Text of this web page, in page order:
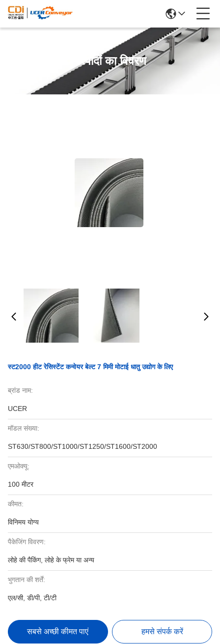
उत्पादों का विवरण
स्ट2000 हीट रेसिस्टेंट कन्वेयर बेल्ट 7 मिमी मोटाई धातु उद्योग के लिए
ब्रांड नाम:
UCER
मॉडल संख्या:
ST630/ST800/ST1000/ST1250/ST1600/ST2000
एमओक्यू:
100 मीटर
कीमत:
विनिमय योग्य
पैकेजिंग विवरण:
लोहे की पैकिंग, लोहे के फ्रेम या अन्य
भुगतान की शर्तें:
एल/सी, डी/पी, टी/टी
सबसे अच्छी कीमत पाएं हमसे संपर्क करें